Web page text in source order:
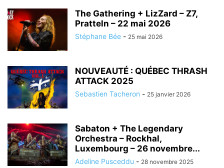
The Gathering + LizZard – Z7,
Pratteln – 22 mai 2026
Stéphane Bée - 25 mai 2026
NOUVEAUTÉ : QUÉBEC THRASH
ATTACK 2025
Sebastien Tacheron - 25 janvier 2026
Sabaton + The Legendary
Orchestra – Rockhal,
Luxembourg – 26 novembre...
Adeline Pusceddu - 28 novembre 2025